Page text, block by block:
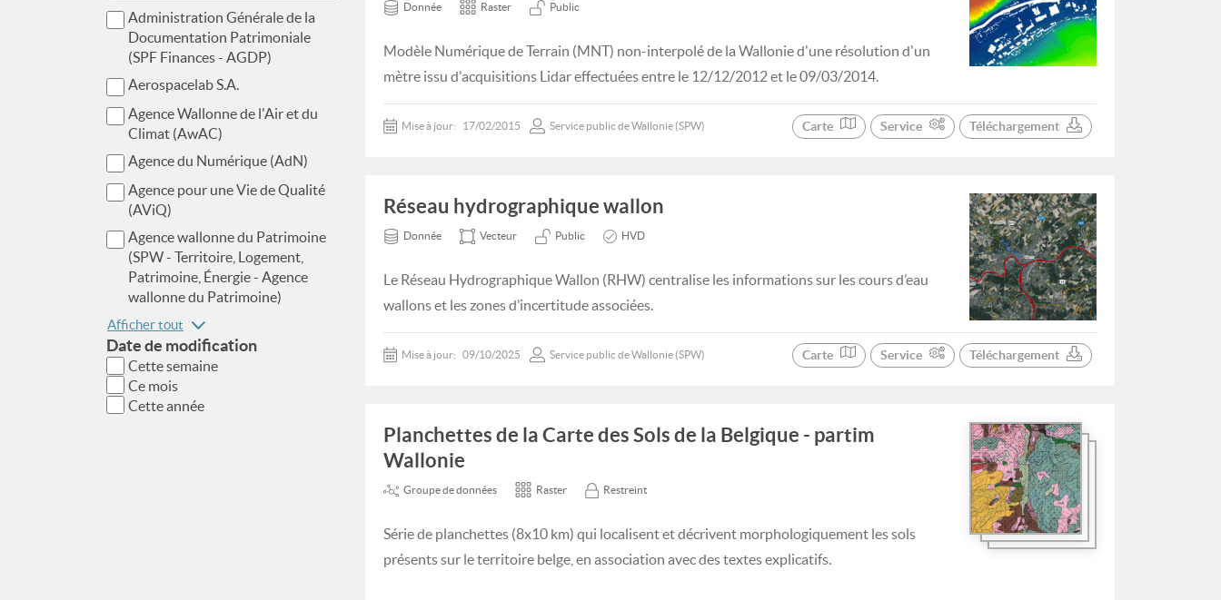
Administration Générale de la
Documentation Patrimoniale
(SPF Finances - AGDP)
Aerospacelab S.A.
Agence Wallonne de l'Air et du
Climat (AwAC)
Agence du Numérique (AdN)
Agence pour une Vie de Qualité
(AViQ)
Agence wallonne du Patrimoine
(SPW - Territoire, Logement,
Patrimoine, Énergie - Agence
wallonne du Patrimoine)
Afficher tout
Date de modification
Cette semaine
Ce mois
Cette année
Donnée Raster Public
Modèle Numérique de Terrain (MNT) non-interpolé de la Wallonie d'une résolution d'un
mètre issu d'acquisitions Lidar effectuées entre le 12/12/2012 et le 09/03/2014.
Mise à jour: 17/02/2015 Service public de Wallonie (SPW) Carte Service Téléchargement
Réseau hydrographique wallon
Donnée Vecteur Public HVD
Le Réseau Hydrographique Wallon (RHW) centralise les informations sur les cours d’eau
wallons et les zones d’incertitude associées.
Mise à jour: 09/10/2025 Service public de Wallonie (SPW) Carte Service Téléchargement
Planchettes de la Carte des Sols de la Belgique - partim
Wallonie
Groupe de données Raster Restreint
Série de planchettes (8x10 km) qui localisent et décrivent morphologiquement les sols
présents sur le territoire belge, en association avec des textes explicatifs.